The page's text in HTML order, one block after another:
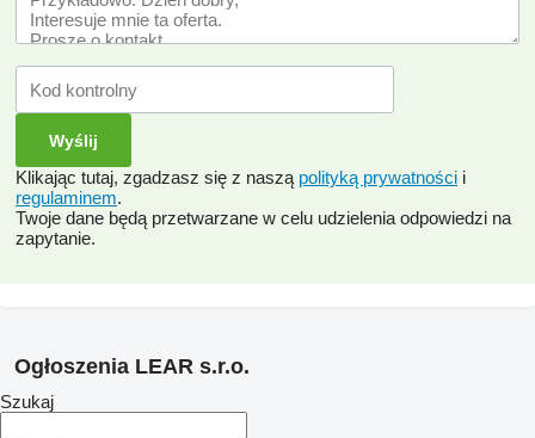
Klikając tutaj, zgadzasz się z naszą polityką prywatności i
regulaminem.
Twoje dane będą przetwarzane w celu udzielenia odpowiedzi na
zapytanie.
Ogłoszenia LEAR s.r.o.
Szukaj